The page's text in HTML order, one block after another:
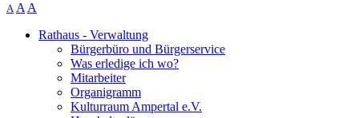
A A A
Rathaus - Verwaltung
Bürgerbüro und Bürgerservice
Was erledige ich wo?
Mitarbeiter
Organigramm
Kulturraum Ampertal e.V.